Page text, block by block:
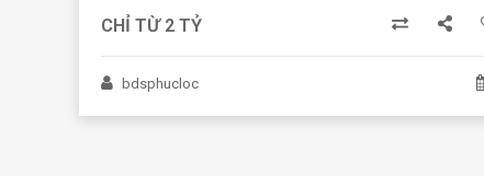
CHỈ TỪ 2 TỶ
bdsphucloc